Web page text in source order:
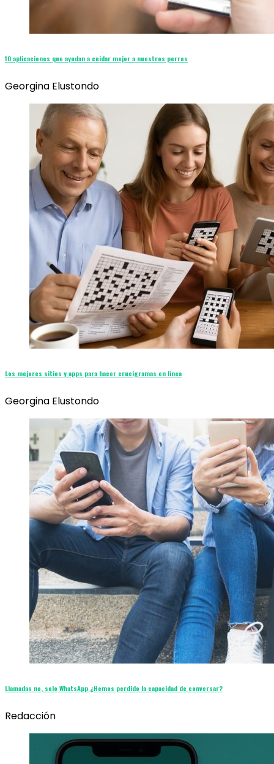
10 aplicaciones que ayudan a cuidar mejor a nuestros perros
Georgina Elustondo
Los mejores sitios y apps para hacer crucigramas en línea
Georgina Elustondo
Llamadas no, solo WhatsApp ¿Hemos perdido la capacidad de conversar?
Redacción